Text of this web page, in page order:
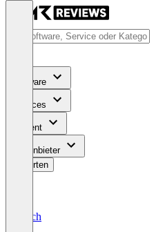
Software
Services
Content
Für Anbieter
Bewerten
Deutsch